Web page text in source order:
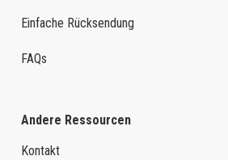
Einfache Rücksendung
FAQs
Andere Ressourcen
Kontakt